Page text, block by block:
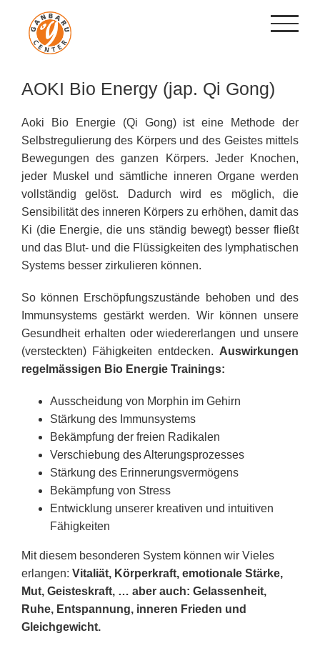
springen
AOKI Bio Energy (jap. Qi Gong)
Aoki Bio Energie (Qi Gong) ist eine Methode der
Selbstregulierung des Körpers und des Geistes mittels
Bewegungen des ganzen Körpers. Jeder Knochen,
jeder Muskel und sämtliche inneren Organe werden
vollständig gelöst. Dadurch wird es möglich, die
Sensibilität des inneren Körpers zu erhöhen, damit das
Ki (die Energie, die uns ständig bewegt) besser fließt
und das Blut- und die Flüssigkeiten des lymphatischen
Systems besser zirkulieren können.
So können Erschöpfungszustände behoben und des
Immunsystems gestärkt werden. Wir können unsere
Gesundheit erhalten oder wiedererlangen und unsere
(versteckten) Fähigkeiten entdecken. Auswirkungen
regelmässigen Bio Energie Trainings:
Ausscheidung von Morphin im Gehirn
Stärkung des Immunsystems
Bekämpfung der freien Radikalen
Verschiebung des Alterungsprozesses
Stärkung des Erinnerungsvermögens
Bekämpfung von Stress
Entwicklung unserer kreativen und intuitiven
Fähigkeiten
Mit diesem besonderen System können wir Vieles
erlangen: Vitaliät, Körperkraft, emotionale Stärke,
Mut, Geisteskraft, … aber auch: Gelassenheit,
Ruhe, Entspannung, inneren Frieden und
Gleichgewicht.